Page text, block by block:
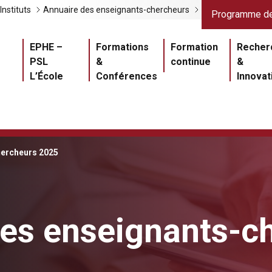
Navigation
EPHE –
PSL
L’École
Formations
&
Conférences
Formation
continue
&
Liens gris
Instituts Annuaire des enseignants-chercheurs Programme
2025
enseignants-